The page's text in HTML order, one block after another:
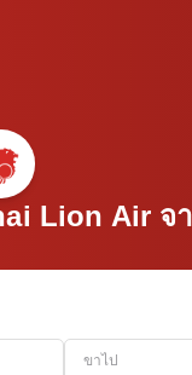
Lion Air จ
ขาไป